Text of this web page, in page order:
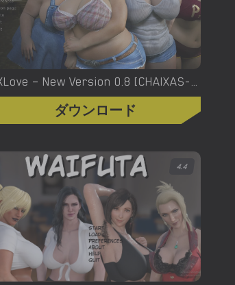
XXLove – New Version 0.8 [CHAIXAS-GAMES]
ダウンロード
4.4